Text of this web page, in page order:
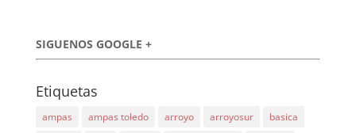
SIGUENOS GOOGLE +
Etiquetas
ampas ampas toledo arroyo arroyosur
basica